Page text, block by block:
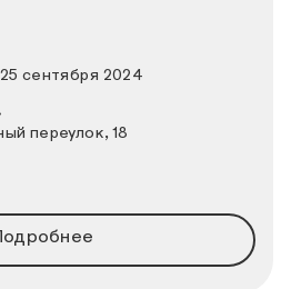
выставки
сентября 2024
выставки
переулок, 18